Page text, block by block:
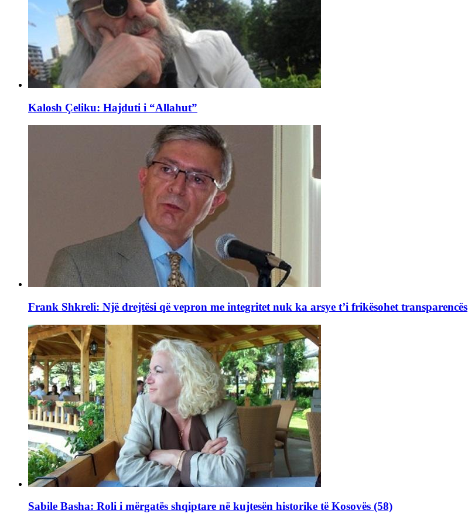
Kalosh Çeliku: Hajduti i “Allahut”
Frank Shkreli: Një drejtësi që vepron me integritet nuk ka arsye t’i frikësohet transparencës
Sabile Basha: Roli i mërgatës shqiptare në kujtesën historike të Kosovës (58)